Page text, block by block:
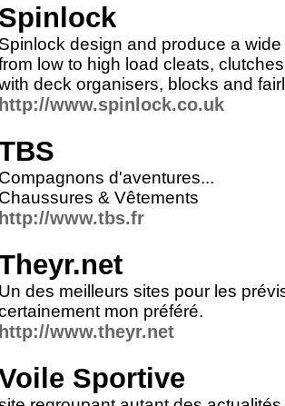
Spinlock
Spinlock design and produce a
low to high load cleats,
deck organisers, blocks and
http://www.spinlock.co.uk
Compagnons d'aventures...
Chaussures & Vêtements
http://www.tbs.fr
Un des meilleurs sites pour les
mon préféré.
http://www.theyr.net
Sportive